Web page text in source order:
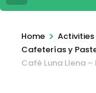
Home > Activities
Cafeterías y
Café Luna Llena